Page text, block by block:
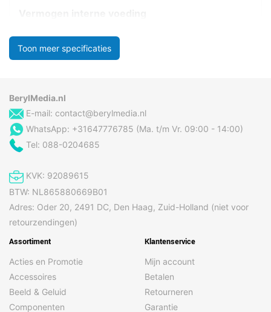
Toon meer specificaties
BerylMedia.nl
E-mail: contact@berylmedia.nl
WhatsApp: +31647776785 (Ma. t/m Vr. 09:00 - 14:00)
Tel: 088-0204685
KVK: 92089615
BTW: NL865880669B01
Adres: Oder 20, 2491 DC, Den Haag, Zuid-Holland (niet voor
retourzendingen)
Assortiment
Acties en Promotie
Accessoires
Beeld & Geluid
Componenten
Klantenservice
Mijn account
Betalen
Retourneren
Garantie